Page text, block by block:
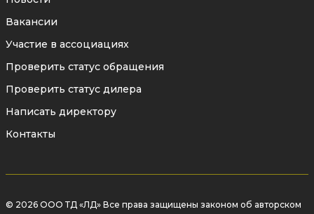
Вакансии
Участие в ассоциациях
Проверить статус обращения
Проверить статус дилера
Написать директору
Контакты
© 2026 ООО ТД «ЛД» Все права защищены законом об авторском